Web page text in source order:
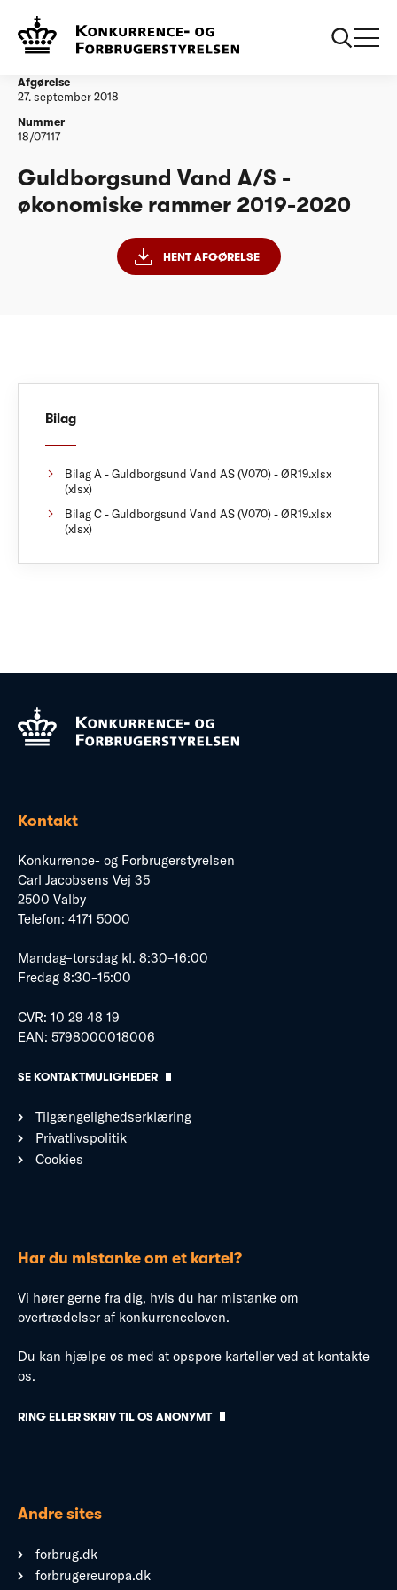
Vandtilsyn
2019-2020
Afgørelse
27. september 2018
Nummer
18/07117
Guldborgsund Vand A/S -
økonomiske rammer 2019-2020
HENT AFGØRELSE
Bilag
Bilag A - Guldborgsund Vand AS (V070) - ØR19.xlsx
(xlsx)
Bilag C - Guldborgsund Vand AS (V070) - ØR19.xlsx
(xlsx)
Kontakt
Konkurrence- og Forbrugerstyrelsen
Carl Jacobsens Vej 35
2500 Valby
Telefon: 4171 5000
Mandag–torsdag kl. 8:30–16:00
Fredag 8:30–15:00
CVR: 10 29 48 19
EAN: 5798000018006
SE KONTAKTMULIGHEDER
Tilgængelighedserklæring
Privatlivspolitik
Cookies
Har du mistanke om et kartel?
Vi hører gerne fra dig, hvis du har mistanke om
overtrædelser af konkurrenceloven.
Du kan hjælpe os med at opspore karteller ved at kontakte
os.
RING ELLER SKRIV TIL OS ANONYMT
Andre sites
forbrug.dk
forbrugereuropa.dk